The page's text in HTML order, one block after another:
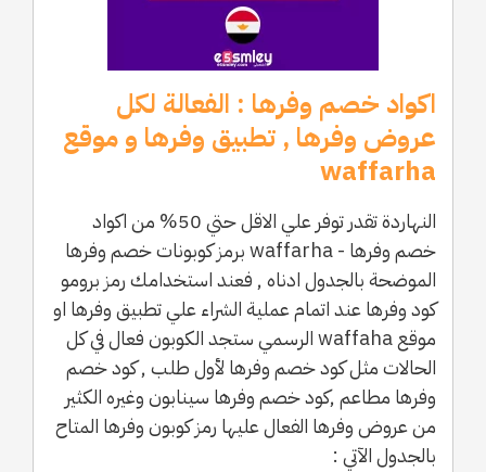
اكواد خصم وفرها : الفعالة لكل
عروض وفرها , تطبيق وفرها و موقع
waffarha
النهاردة تقدر توفر علي الاقل حتي 50% من اكواد
خصم وفرها - waffarha برمز كوبونات خصم وفرها
الموضحة بالجدول ادناه , فعند استخدامك رمز برومو
كود وفرها عند اتمام عملية الشراء علي تطبيق وفرها او
موقع waffaha الرسمي ستجد الكوبون فعال في كل
الحالات مثل كود خصم وفرها لأول طلب , كود خصم
وفرها مطاعم ,كود خصم وفرها سينابون وغيره الكثير
من عروض وفرها الفعال عليها رمز كوبون وفرها المتاح
بالجدول الآتي :